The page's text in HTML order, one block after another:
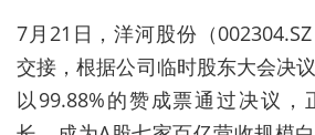
7月21日，洋河股份（
交接，根据公司临时股东大会决
以99.88%的赞成票通过决议，